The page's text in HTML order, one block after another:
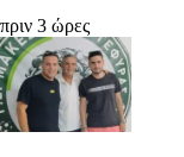
πριν 3 ώρες